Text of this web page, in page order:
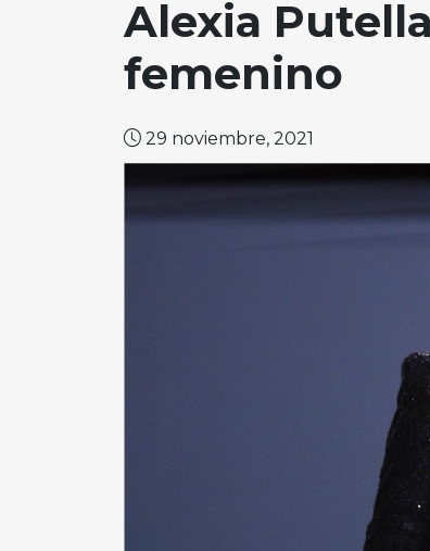
Alexia
femenino
29 noviembre, 2021